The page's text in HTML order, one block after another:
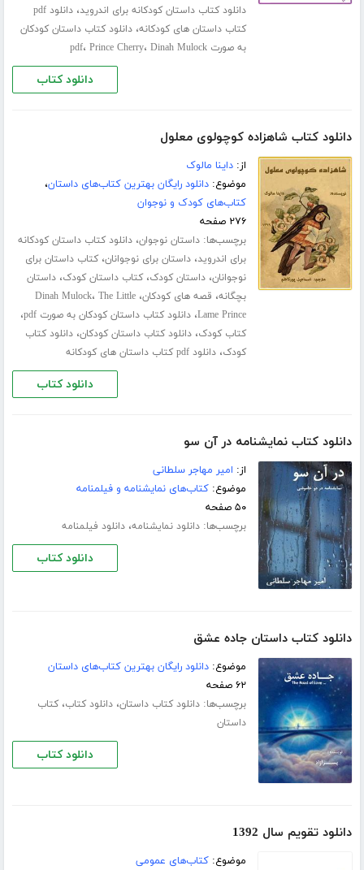
دانلود کتاب داستان کودکانه برای اندروید،
دانلود pdf
کتاب داستان های کودکانه،دانلود کتاب داستان کودکان
به صورت pdf
، Prince Cherry، Dinah Mulock
دانلود کتاب
دانلود کتاب شاهزاده کوچولوی معلول
از:داینا مالوک
موضوع:دانلود رایگان بهترین کتاب‌های داستان،
کتاب‌های کودک و نوجوان
۲۷۶ صفحه
برچسب‌ها:داستان نوجوان،دانلود کتاب داستان کودکانه
برای اندروید،داستان برای نوجوانان،کتاب داستان برای
نوجوانان،داستان کودک،کتاب داستان کودک،داستان
بچگانه، قصه های کودکان، Dinah Mulock، The Little
Lame Prince،دانلود کتاب داستان کودکان به صورت pdf ،
کتاب کودک،دانلود کتاب داستان کودکان،دانلود کتاب
کودک،دانلود pdf کتاب داستان های کودکانه
دانلود کتاب
دانلود کتاب نمایشنامه در آن سو
از: امیر مهاجر سلطانی
موضوع:کتاب‌های نمایشنامه و فیلمنامه
۵۰ صفحه
برچسب‌ها:دانلود نمایشنامه،دانلود فیلمنامه
دانلود کتاب
دانلود کتاب داستان جاده عشق
موضوع:دانلود رایگان بهترین کتاب‌های داستان
۶۲ صفحه
برچسب‌ها:دانلود کتاب داستان،دانلود کتاب،کتاب
داستان
دانلود کتاب
دانلود تقویم سال 1392
موضوع:کتاب‌های عمومی